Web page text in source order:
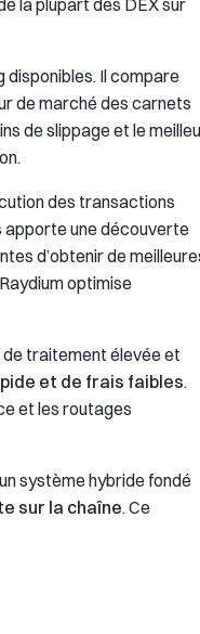
la plupart des DEX sur
disponibles. Il compare
de marché des carnets
de slippage et le
des transactions
apporte une découverte
d’obtenir de
optimise
traitement élevée et
et de frais faibles.
et les routages
système hybride fondé
sur la chaîne. Ce